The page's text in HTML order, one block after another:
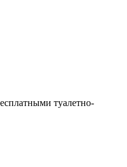
туалетно-